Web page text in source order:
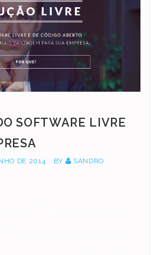
SOFTWARE LIVRE
DE 2014 BY
SANDRO